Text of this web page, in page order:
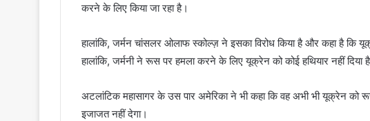
करने के लिए किया जा रहा है।
हालांकि, जर्मन चांसलर ओलाफ स्कोल्ज़ ने इसका विरोध किया है और कहा है कि
हालांकि, जर्मनी ने रूस पर हमला करने के लिए यूक्रेन को कोई हथियार नहीं दिया
अटलांटिक महासागर के उस पार अमेरिका ने भी कहा कि वह अभी भी यूक्रेन को
इजाजत नहीं देगा।